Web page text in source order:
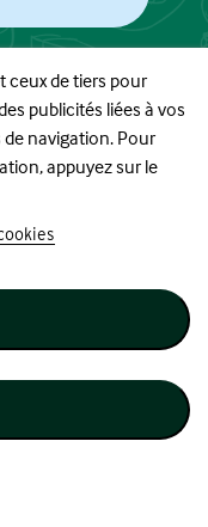
ceux de tiers pour
publicités liées à vos
navigation. Pour
appuyez sur le